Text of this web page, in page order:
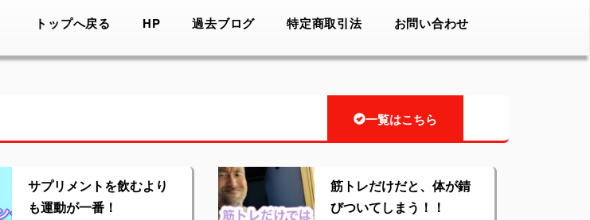
トップへ戻る HP 過去ブログ 特定商取引法 お問い合わせ
一覧はこちら
サプリメントを飲むより
も運動が一番！
筋トレだけだと、体が錆
びついてしまう！！